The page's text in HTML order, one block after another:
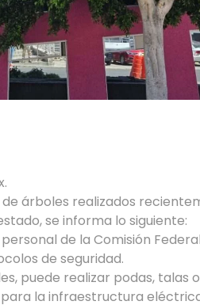
árboles realizados
se informa lo siguiente:
de la Comisión
de seguridad.
puede realizar podas,
la infraestructura